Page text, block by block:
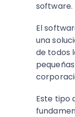
software.
El
una
de todos
Este tipo